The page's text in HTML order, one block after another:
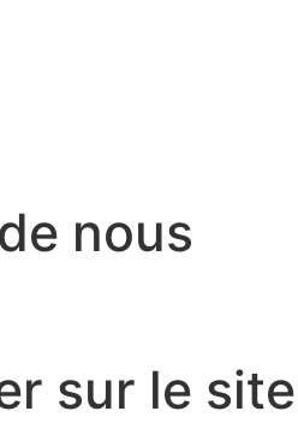
nous
sur le site